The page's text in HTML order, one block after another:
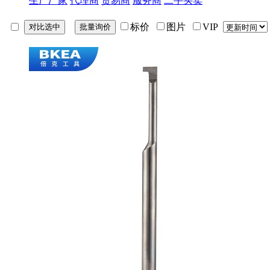
标价 图片 VIP